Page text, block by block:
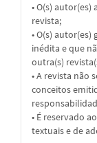
• O(s)
revista;
• O(s)
inédita e que
outra(s)
• A revista não
conceitos
• É reservado
textuais e de